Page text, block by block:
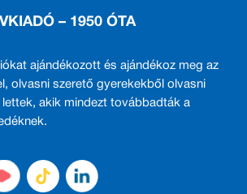
– 1950 ÓTA
ajándékozott és ajándékoz meg az
olvasni szerető gyerekekből olvasni
akik mindezt továbbadták a